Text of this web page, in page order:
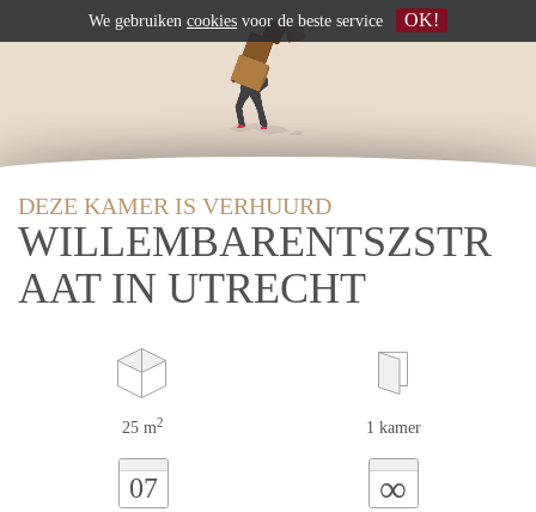
DEZE KAMER IS VERHUURD
WILLEMBARENTSZSTR
AAT IN UTRECHT
25 m2 1 kamer
07 ∞
We gebruiken cookies voor de beste service OK!